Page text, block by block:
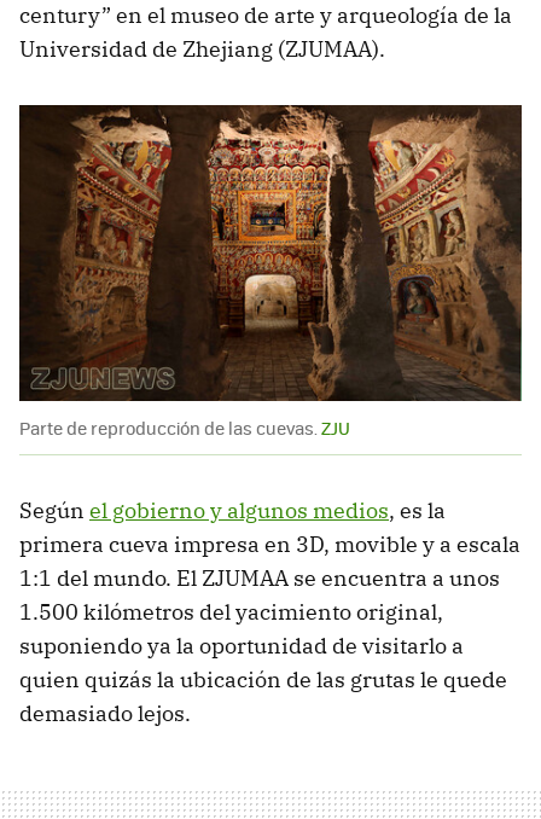
century” en el museo de arte y arqueología de la
Universidad de Zhejiang (ZJUMAA).
Parte de reproducción de las cuevas. ZJU
Según el gobierno y algunos medios, es la
primera cueva impresa en 3D, movible y a escala
1:1 del mundo. El ZJUMAA se encuentra a unos
1.500 kilómetros del yacimiento original,
suponiendo ya la oportunidad de visitarlo a
quien quizás la ubicación de las grutas le quede
demasiado lejos.